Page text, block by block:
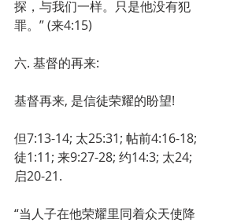
探，与我们一样。只是他没有犯
罪。” (来4:15)
六. 基督的再来:
基督再来, 是信徒荣耀的盼望!
但7:13-14; 太25:31; 帖前4:16-18;
徒1:11; 来9:27-28; 约14:3; 太24;
启20-21.
“当人子在他荣耀里同着众天使降